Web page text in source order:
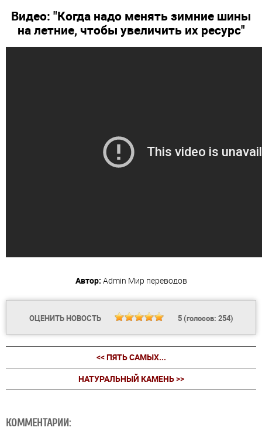
Видео: "Когда надо менять зимние шины
на летние, чтобы увеличить их ресурс"
Автор: Admin Мир переводов
ОЦЕНИТЬ НОВОСТЬ 5(голосов: 254)
<< ПЯТЬ САМЫХ...
НАТУРАЛЬНЫЙ КАМЕНЬ >>
КОММЕНТАРИИ: